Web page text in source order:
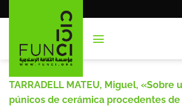
al
TARRADELL MATEU, Miguel, «Sobre
púnicos de cerámica procedentes de